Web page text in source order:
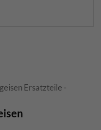
Ersatzteile -